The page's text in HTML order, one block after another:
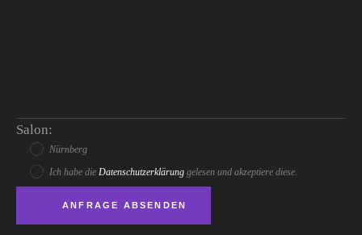
Salon:
Nürnberg
Ich habe die Datenschutzerklärung gelesen und akzeptiere diese.